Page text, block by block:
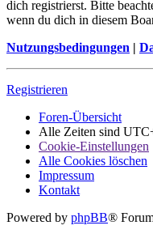
dich registrierst. Bitte
wenn du dich in diesem
Nutzungsbedingungen |
Registrieren
Foren-Übersicht
Alle Zeiten sind
Cookie-Einstellungen
Alle Cookies löschen
Impressum
Kontakt
Powered by phpBB®